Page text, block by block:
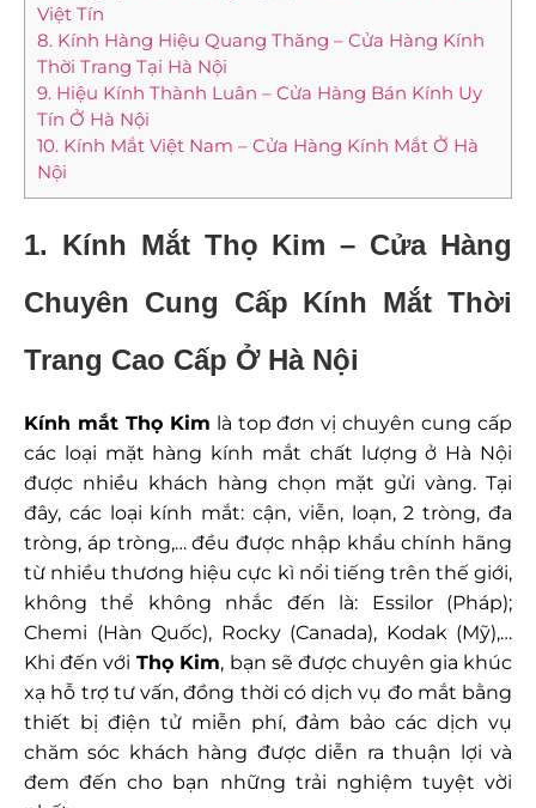
Việt Tín
8. Kính Hàng Hiệu Quang Thăng – Cửa Hàng Kính
Thời Trang Tại Hà Nội
9. Hiệu Kính Thành Luân – Cửa Hàng Bán Kính Uy
Tín Ở Hà Nội
10. Kính Mắt Việt Nam – Cửa Hàng Kính Mắt Ở Hà
Nội
1. Kính Mắt Thọ Kim – Cửa Hàng
Chuyên Cung Cấp Kính Mắt Thời
Trang Cao Cấp Ở Hà Nội
Kính mắt Thọ Kim là top đơn vị chuyên cung cấp
các loại mặt hàng kính mắt chất lượng ở Hà Nội
được nhiều khách hàng chọn mặt gửi vàng. Tại
đây, các loại kính mắt: cận, viễn, loạn, 2 tròng, đa
tròng, áp tròng,… đều được nhập khẩu chính hãng
từ nhiều thương hiệu cực kì nổi tiếng trên thế giới,
không thể không nhắc đến là: Essilor (Pháp);
Chemi (Hàn Quốc), Rocky (Canada), Kodak (Mỹ),…
Khi đến với Thọ Kim, bạn sẽ được chuyên gia khúc
xạ hỗ trợ tư vấn, đồng thời có dịch vụ đo mắt bằng
thiết bị điện tử miễn phí, đảm bảo các dịch vụ
chăm sóc khách hàng được diễn ra thuận lợi và
đem đến cho bạn những trải nghiệm tuyệt vời